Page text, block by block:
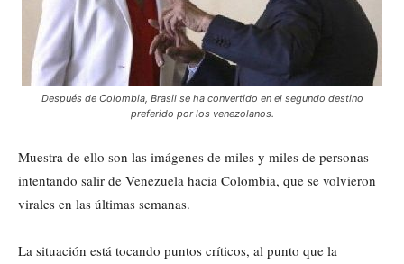
Después de Colombia, Brasil se ha convertido en el segundo destino
preferido por los venezolanos.
Muestra de ello son las imágenes de miles y miles de personas
intentando salir de Venezuela hacia Colombia, que se volvieron
virales en las últimas semanas.
La situación está tocando puntos críticos, al punto que la